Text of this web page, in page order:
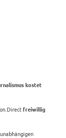
kostet
freiwillig